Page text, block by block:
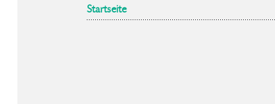
Startseite